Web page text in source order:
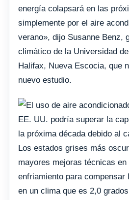
energía colapsará en las
simplemente por el aire
verano», dijo Susanne Benz,
climático de la Universidad
Halifax, Nueva Escocia, que
nuevo estudio.
Los estados grises más
mayores mejoras técnicas en
enfriamiento para compensar
en un clima que es 2,0